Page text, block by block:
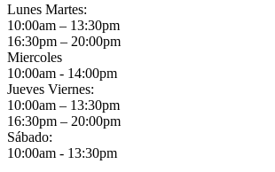
Lunes Martes:
10:00am – 13:30pm
16:30pm – 20:00pm
Miercoles
10:00am - 14:00pm
Jueves Viernes:
10:00am – 13:30pm
16:30pm – 20:00pm
Sábado:
10:00am - 13:30pm